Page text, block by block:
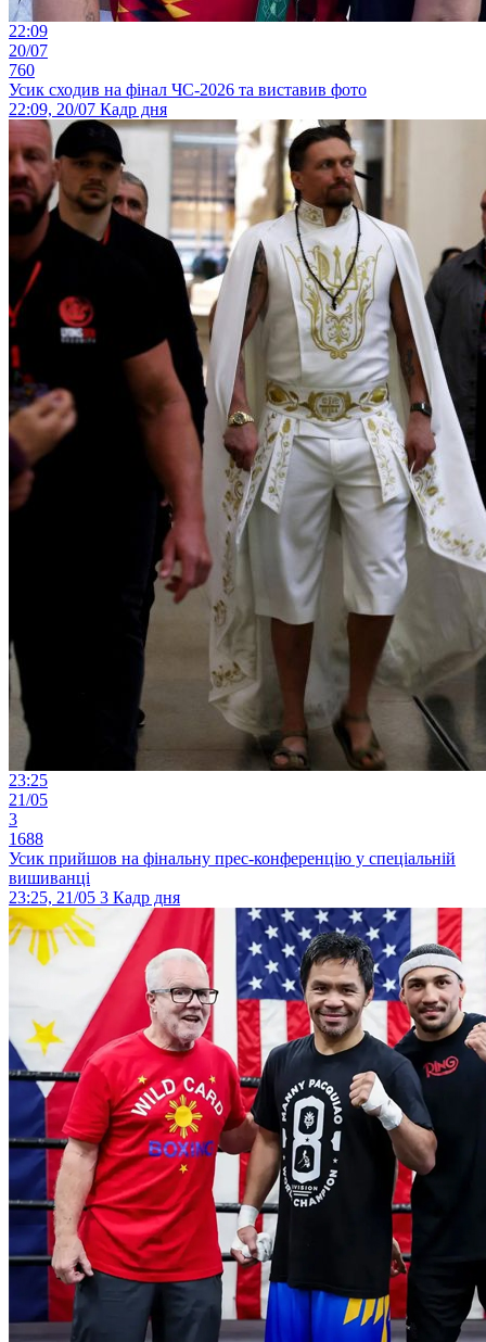
22:09
20/07
760
Усик сходив на фінал ЧС-2026 та виставив фото
22:09, 20/07 Кадр дня
23:25
21/05
3
1688
Усик прийшов на фінальну прес-конференцію у спеціальній
вишиванці
23:25, 21/05 3 Кадр дня